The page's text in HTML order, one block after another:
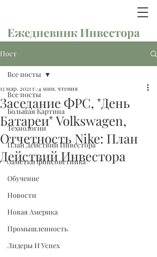
Ежедневник Инвестора
Пост
Все посты
Большая Картина
Технологии
План Действий Инвестора
Заметки финсоветника
Обучение
Новости
Новая Америка
Промышленность
Лидеры И Успех
Все посты
Заседание ФРС, "День
Батареи" Volkswagen,
Отчетность Nike: План
Действий Инвестора
13 мар. 2021 г. 4 мин. чтения